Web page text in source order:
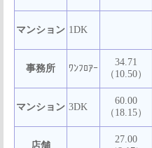
マンション 1DK
事務所 ﾜﾝﾌﾛｱｰ
34.71
（10.50）
マンション 3DK
60.00
（18.15）
店舗
27.00